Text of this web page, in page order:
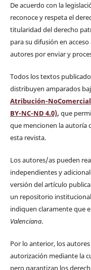
De acuerdo con la
reconoce y respeta el
titularidad del derecho
para su difusión en
autores por enviar y
Todos los textos
distribuyen amparados
Atribución-
BY-NC-ND 4.0), que
que mencionen la autoría
esta revista.
Los autores/as pueden
independientes y
versión del artículo
un repositorio
indiquen claramente que
Valenciana.
Por lo anterior, los
autorización mediante la
pero garantizan los